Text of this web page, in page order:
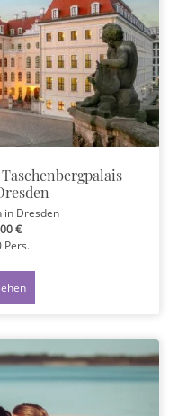
in Dresden
€
Pers.